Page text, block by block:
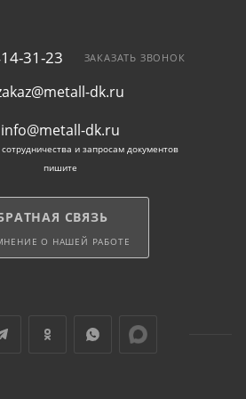
их срок службы.
Усиленные шайбы DIN
прочности и стабильности
шайб:
таких как балки, стойки и
31-23 ЗАКАЗАТЬ ЗВОНОК
dk.ru
info@metall-dk.ru
и запросам документов
пишите
СВЯЗЬ
О НАШЕЙ РАБОТЕ